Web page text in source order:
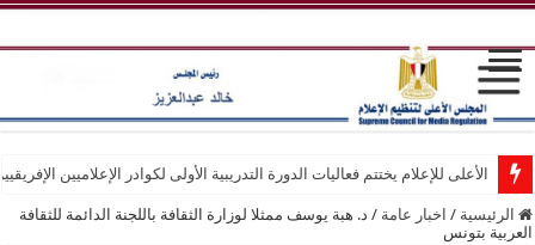
الأعلى للإعلام يختتم فعاليات الدورة التدريبية الأولى لكوادر الإعلاميين
الرئيسية / اخبار عامة / د. هبة يوسف ممثلا لوزارة الثقافة باللجنة الدائمة للثقافة
العربية بتونس